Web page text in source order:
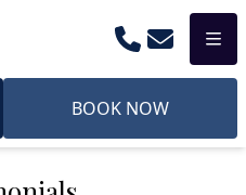
PhoneEmail
BOOK NOW